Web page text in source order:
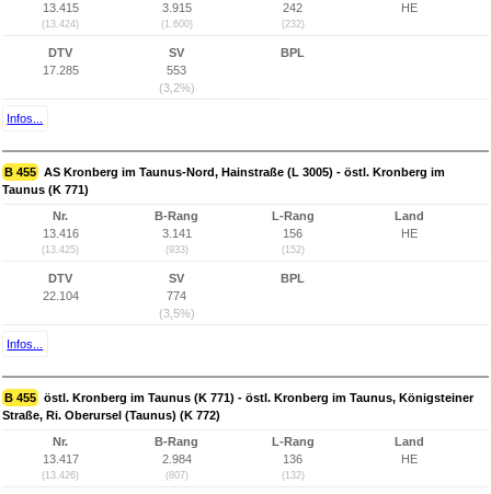
13.415
(13.424)
3.915
(1.600)
242
(232)
HE
DTV
17.285
SV
553
(3,2%)
BPL
Infos...
B 455 AS Kronberg im Taunus-Nord, Hainstraße (L 3005) - östl. Kronberg im
Taunus (K 771)
Nr.
13.416
(13.425)
B-Rang
3.141
(933)
L-Rang
156
(152)
Land
HE
DTV
22.104
SV
774
(3,5%)
BPL
Infos...
B 455 östl. Kronberg im Taunus (K 771) - östl. Kronberg im Taunus, Königsteiner
Straße, Ri. Oberursel (Taunus) (K 772)
Nr.
13.417
(13.426)
B-Rang
2.984
(807)
L-Rang
136
(132)
Land
HE